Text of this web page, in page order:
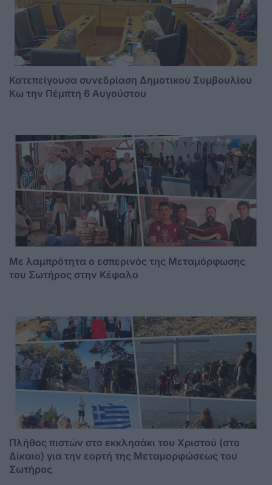
Κατεπείγουσα συνεδρίαση Δημοτικού Συμβουλίου
Κω την Πέμπτη 6 Αυγούστου
Με λαμπρότητα ο εσπερινός της Μεταμόρφωσης
του Σωτήρος στην Κέφαλο
Πλήθος πιστών στο εκκλησάκι του Χριστού (στο
Δίκαιο) για την εορτή της Μεταμορφώσεως του
Σωτήρος